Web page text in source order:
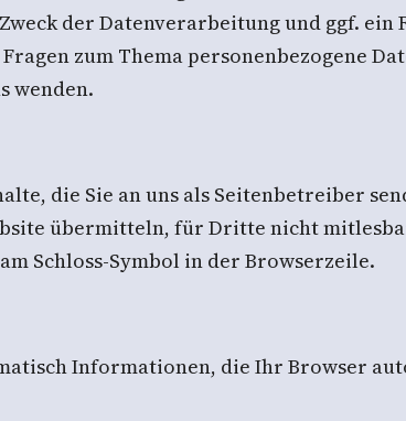
der Datenverarbeitung und ggf. ein
zum Thema personenbezogene
wenden.
die Sie an uns als Seitenbetreiber
übermitteln, für Dritte nicht
Schloss-Symbol in der Browserzeile.
Informationen, die Ihr Browser